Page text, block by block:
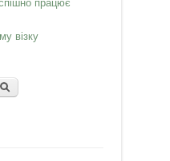
працює
візку